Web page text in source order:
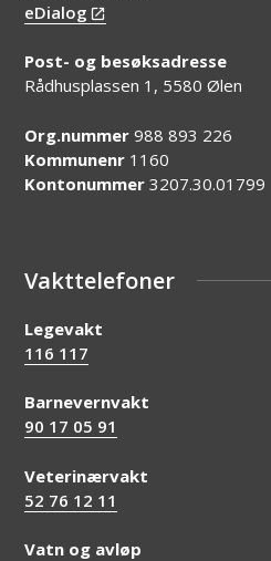
eDialog
Post- og besøksadresse
Rådhusplassen 1, 5580 Ølen
Org.nummer988 893 226
Kommunenr 1160
Kontonummer3207.30.01799
Vakttelefoner
Legevakt
116 117
Barnevernvakt
90 17 05 91
Veterinærvakt
52 76 12 11
Vatn og avløp